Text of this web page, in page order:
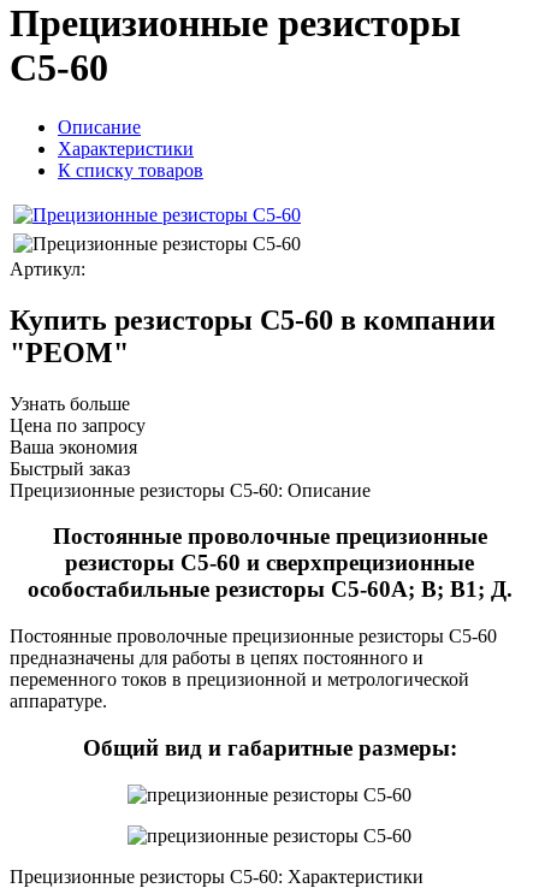
Прецизионные резисторы
С5-60
Описание
Характеристики
К списку товаров
Артикул:
Купить резисторы С5-60 в компании
"РЕОМ"
Узнать больше
Цена по запросу
Ваша экономия
Быстрый заказ
Прецизионные резисторы С5-60: Описание
Постоянные проволочные прецизионные
резисторы С5-60 и сверхпрецизионные
особостабильные резисторы С5-60А; В; В1; Д.
Постоянные проволочные прецизионные резисторы С5-60
предназначены для работы в цепях постоянного и
переменного токов в прецизионной и метрологической
аппаратуре.
Общий вид и габаритные размеры:
Прецизионные резисторы С5-60: Характеристики